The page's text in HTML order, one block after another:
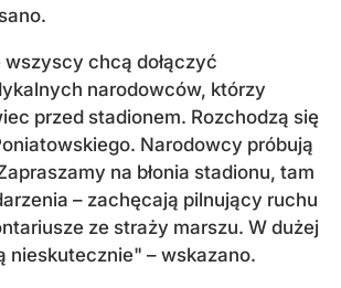
chcą dołączyć
narodowców, którzy
przed stadionem. Rozchodzą się
Narodowcy próbują
na błonia stadionu, tam
– zachęcają pilnujący ruchu
ze straży marszu. W dużej
nieskutecznie" – wskazano.